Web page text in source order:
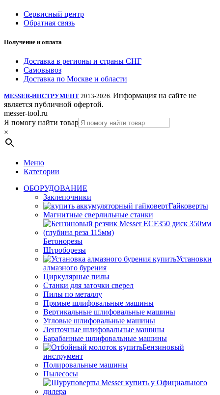
Сервисный центр
Обратная связь
Получение и оплата
Доставка в регионы и страны СНГ
Самовывоз
Доставка по Москве и области
MESSER-ИНСТРУМЕНТ 2013-2026. Информация на сайте не
является публичной офертой.
messer-tool.ru
Я помогу найти товар
×
Меню
Категории
ОБОРУДОВАНИЕ
Заклепочники
Гайковерты
Магнитные сверлильные станки
Бетонорезы
Штроборезы
Установки
алмазного бурения
Циркулярные пилы
Станки для заточки сверел
Пилы по металлу
Прямые шлифовальные машины
Вертикальные шлифовальные машины
Угловые шлифовальные машины
Ленточные шлифовальные машины
Барабанные шлифовальные машины
Бензиновый
инструмент
Полировальные машины
Пылесосы